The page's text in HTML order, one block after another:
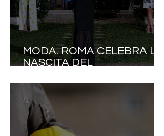
MODA. ROMA CELEBRA LA
NASCITA DEL
ALTAMORE LANCIA UNA
NUOVA IDEA DI ELEGANZA